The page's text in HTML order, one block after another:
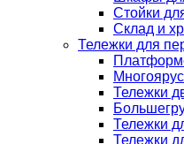
Стойки
Склад и
Тележки для
Тележки
Тележки
Тележки